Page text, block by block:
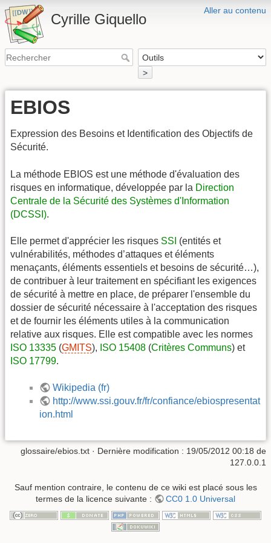
Aller au contenu
Cyrille Giquello
>
EBIOS
Expression des Besoins et Identification des Objectifs de
Sécurité.
La méthode EBIOS est une méthode d'évaluation des
risques en informatique, développée par la Direction
Centrale de la Sécurité des Systèmes d'Information
(DCSSI).
Elle permet d'apprécier les risques SSI (entités et
vulnérabilités, méthodes d’attaques et éléments
menaçants, éléments essentiels et besoins de sécurité…),
de contribuer à leur traitement en spécifiant les exigences
de sécurité à mettre en place, de préparer l'ensemble du
dossier de sécurité nécessaire à l'acceptation des risques
et de fournir les éléments utiles à la communication
relative aux risques. Elle est compatible avec les normes
ISO 13335 (GMITS), ISO 15408 (Critères Communs) et
ISO 17799.
Wikipedia (fr)
http://www.ssi.gouv.fr/fr/confiance/ebiospresentat
ion.html
glossaire/ebios.txt · Dernière modification : 19/05/2012 00:18 de
127.0.0.1
Sauf mention contraire, le contenu de ce wiki est placé sous les
termes de la licence suivante :
CC0 1.0 Universal